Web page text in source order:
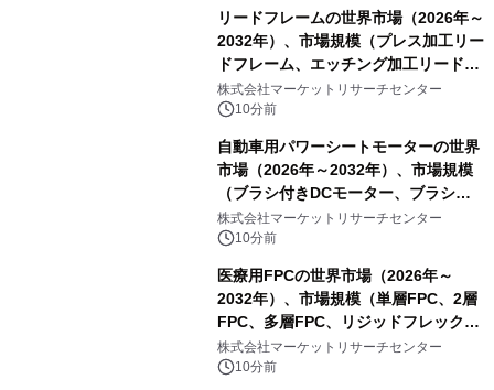
リードフレームの世界市場（2026年～
2032年）、市場規模（プレス加工リー
ドフレーム、エッチング加工リードフ
レーム）・分析レポートを発表
株式会社マーケットリサーチセンター
10分前
自動車用パワーシートモーターの世界
市場（2026年～2032年）、市場規模
（ブラシ付きDCモーター、ブラシレ
スDCモーター）・分析レポートを発
表
株式会社マーケットリサーチセンター
10分前
医療用FPCの世界市場（2026年～
2032年）、市場規模（単層FPC、2層
FPC、多層FPC、リジッドフレックス
PCB）・分析レポートを発表
株式会社マーケットリサーチセンター
10分前